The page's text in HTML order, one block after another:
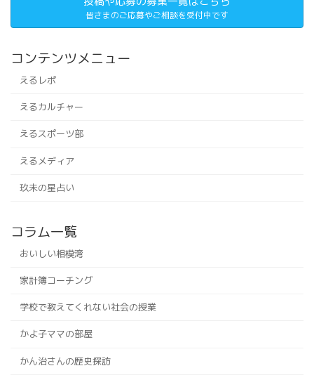
皆さまのご応募やご相談を受付中です
コンテンツメニュー
えるレポ
えるカルチャー
えるスポーツ部
えるメディア
玖未の星占い
コラム一覧
おいしい相模湾
家計簿コーチング
学校で教えてくれない社会の授業
かよ子ママの部屋
かん治さんの歴史探訪